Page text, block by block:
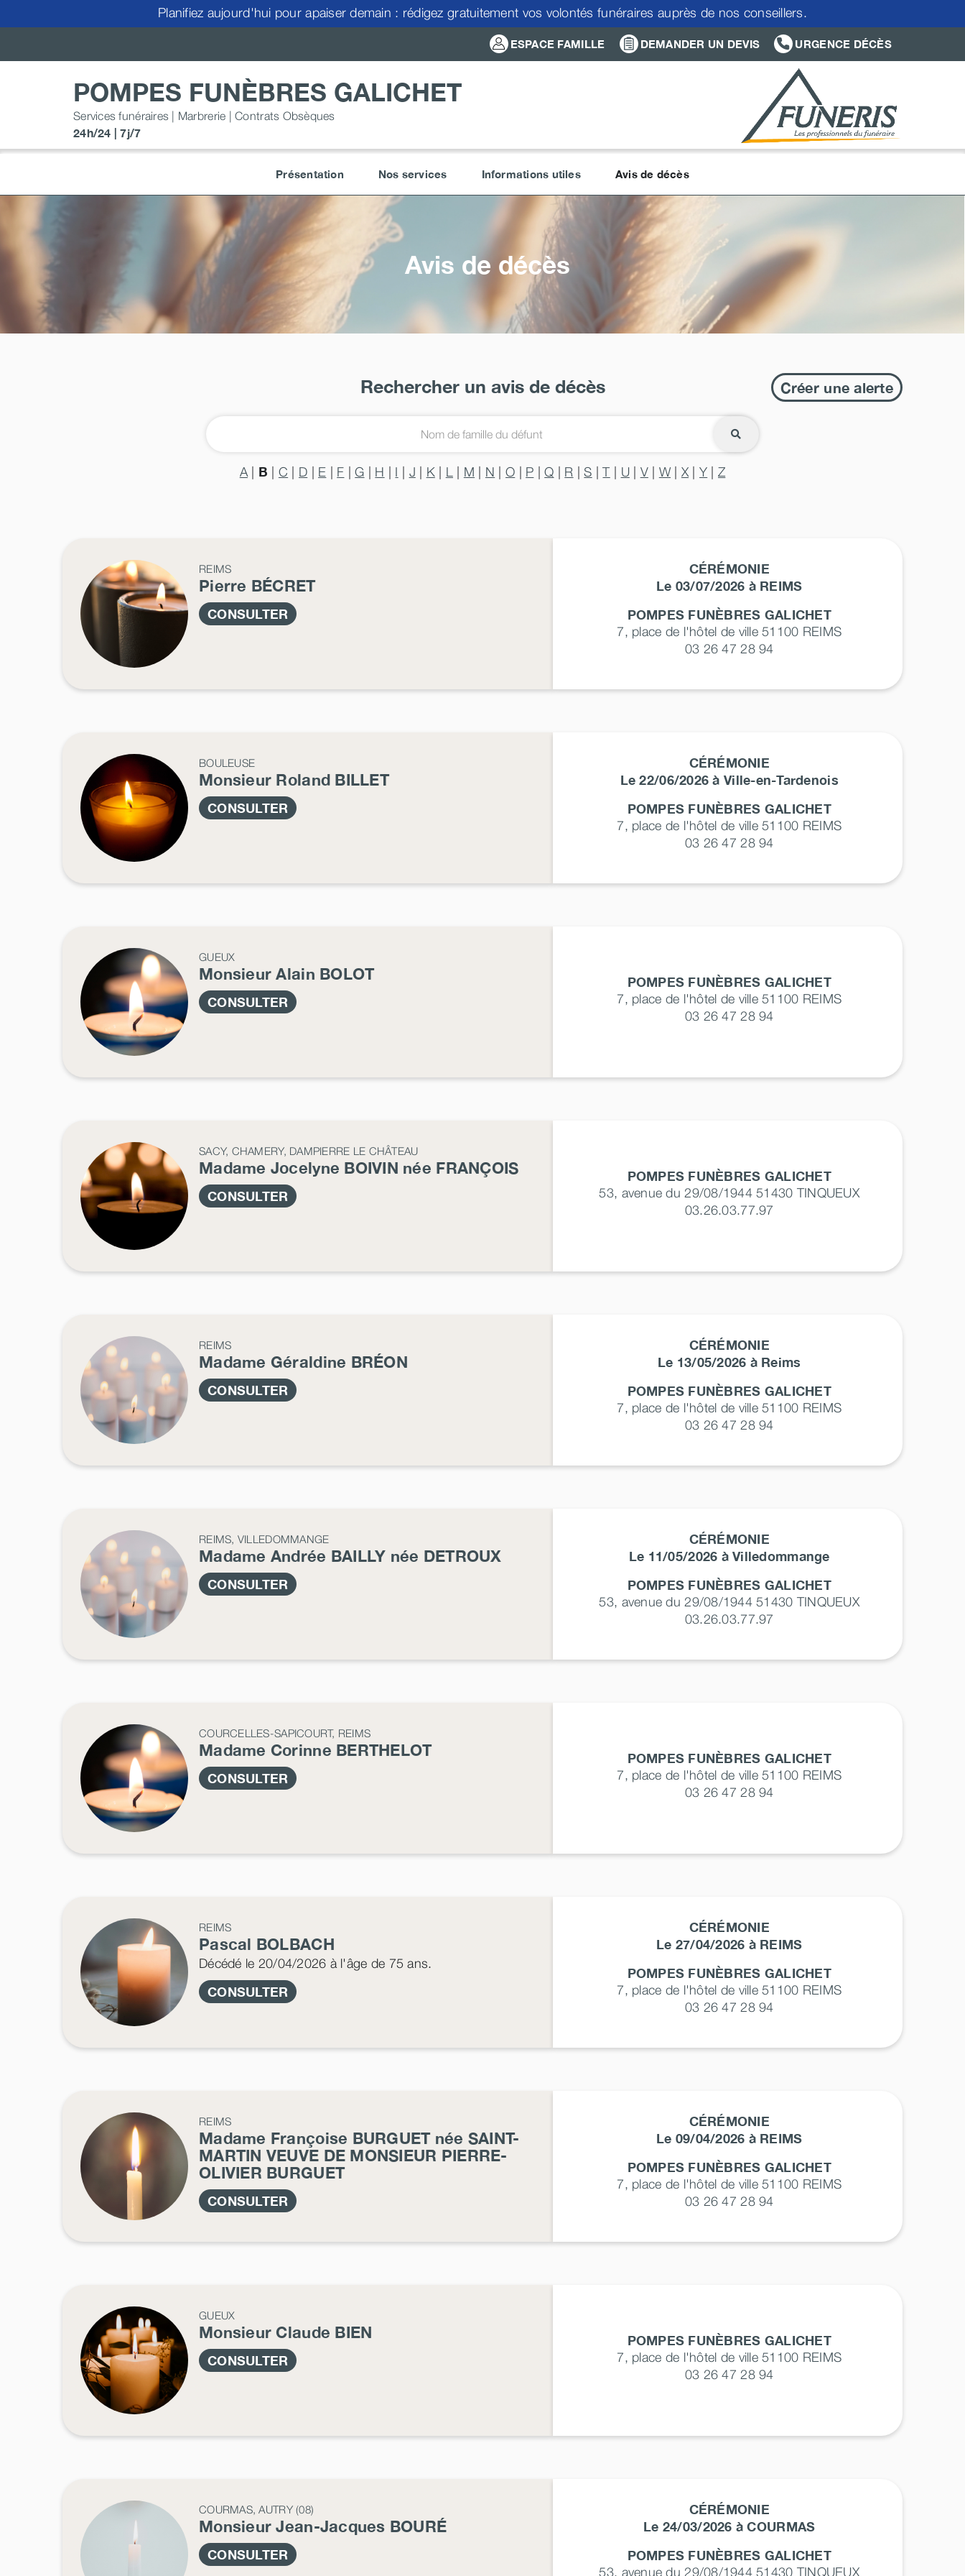
au
Planifiez aujourd'hui pour apaiser demain : rédigez gratuitement vos volontés funéraires auprès de nos conseillers.
ESPACE FAMILLE DEMANDER UN DEVIS URGENCE DÉCÈS
POMPES FUNÈBRES GALICHET
Services funéraires | Marbrerie | Contrats Obsèques
24h/24 | 7j/7
Présentation Nos services Informations utiles Avis de décès
Avis de décès
Rechercher un avis de décès Créer une alerte
A| B C D E F |G H I J K| L M N O P |Q R |S |T U| V| W| X| Y |Z
REIMS
Pierre BÉCRET
CONSULTER
CÉRÉMONIE
Le 03/07/2026 à REIMS
POMPES FUNÈBRES GALICHET
7, place de l'hôtel de ville 51100 REIMS
03 26 47 28 94
BOULEUSE
Monsieur Roland BILLET
CONSULTER
CÉRÉMONIE
Le 22/06/2026 à Ville-en-Tardenois
POMPES FUNÈBRES GALICHET
7, place de l'hôtel de ville 51100 REIMS
03 26 47 28 94
GUEUX
Monsieur Alain BOLOT
CONSULTER
POMPES FUNÈBRES GALICHET
7, place de l'hôtel de ville 51100 REIMS
03 26 47 28 94
SACY, CHAMERY, DAMPIERRE LE CHÂTEAU
Madame Jocelyne BOIVIN née FRANÇOIS
CONSULTER
POMPES FUNÈBRES GALICHET
53, avenue du 29/08/1944 51430 TINQUEUX
03.26.03.77.97
REIMS
Madame Géraldine BRÉON
CONSULTER
CÉRÉMONIE
Le 13/05/2026 à Reims
POMPES FUNÈBRES GALICHET
7, place de l'hôtel de ville 51100 REIMS
03 26 47 28 94
REIMS, VILLEDOMMANGE
Madame Andrée BAILLY née DETROUX
CONSULTER
CÉRÉMONIE
Le 11/05/2026 à Villedommange
POMPES FUNÈBRES GALICHET
53, avenue du 29/08/1944 51430 TINQUEUX
03.26.03.77.97
COURCELLES-SAPICOURT, REIMS
Madame Corinne BERTHELOT
CONSULTER
POMPES FUNÈBRES GALICHET
7, place de l'hôtel de ville 51100 REIMS
03 26 47 28 94
REIMS
Pascal BOLBACH
Décédé le 20/04/2026 à l'âge de 75 ans.
CONSULTER
CÉRÉMONIE
Le 27/04/2026 à REIMS
POMPES FUNÈBRES GALICHET
7, place de l'hôtel de ville 51100 REIMS
03 26 47 28 94
REIMS
Madame Françoise BURGUETnée SAINT-
MARTIN VEUVE DE MONSIEUR PIERRE-
OLIVIER BURGUET
CONSULTER
CÉRÉMONIE
Le 09/04/2026 à REIMS
POMPES FUNÈBRES GALICHET
7, place de l'hôtel de ville 51100 REIMS
03 26 47 28 94
GUEUX
Monsieur Claude BIEN
CONSULTER
POMPES FUNÈBRES GALICHET
7, place de l'hôtel de ville 51100 REIMS
03 26 47 28 94
COURMAS, AUTRY (08)
Monsieur Jean-Jacques BOURÉ
CONSULTER
CÉRÉMONIE
Le 24/03/2026 à COURMAS
POMPES FUNÈBRES GALICHET
53, avenue du 29/08/1944 51430 TINQUEUX